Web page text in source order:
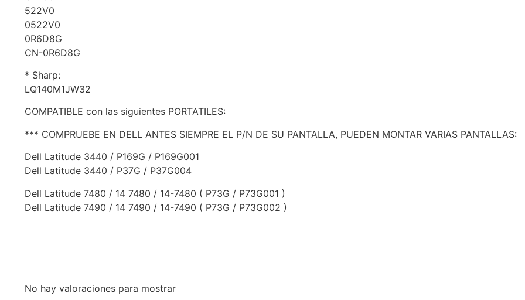
522V0
0522V0
0R6D8G
CN-0R6D8G
* Sharp:
LQ140M1JW32
COMPATIBLE con las siguientes PORTATILES:
*** COMPRUEBE EN DELL ANTES SIEMPRE EL P/N DE SU PANTALLA, PUEDEN MONTAR VARIAS PANTALLAS:
Dell Latitude 3440 / P169G / P169G001
Dell Latitude 3440 / P37G / P37G004
Dell Latitude 7480 / 14 7480 / 14-7480 ( P73G / P73G001 )
Dell Latitude 7490 / 14 7490 / 14-7490 ( P73G / P73G002 )
No hay valoraciones para mostrar